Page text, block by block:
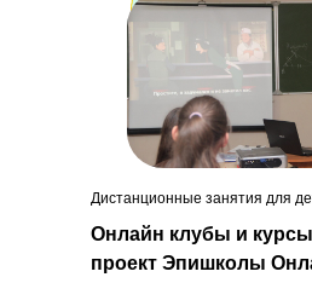
Онлайн клубы и
проект Эпишколы
Дистанционные занятия для